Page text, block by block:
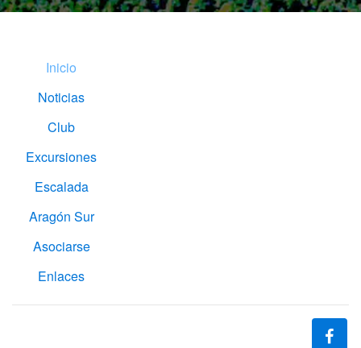
Inicio
Noticias
Club
Excursiones
Escalada
Aragón Sur
Asociarse
Enlaces